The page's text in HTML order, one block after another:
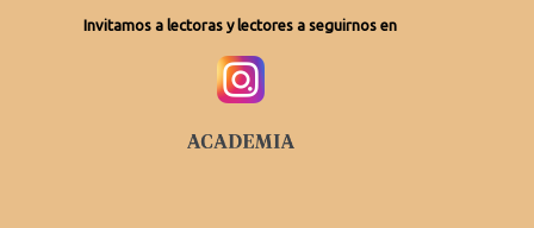
Invitamos a lectoras y lectores a seguirnos en